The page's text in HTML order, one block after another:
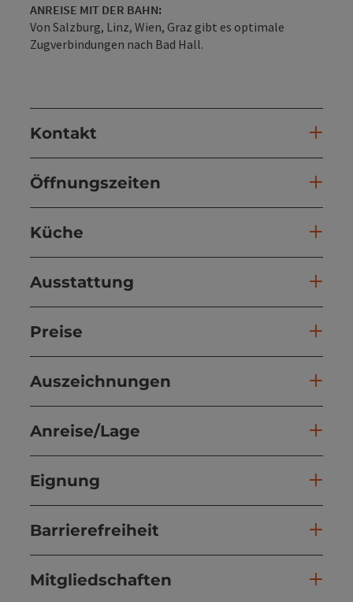
ANREISE MIT DER BAHN:
Von Salzburg, Linz, Wien, Graz gibt es optimale
Zugverbindungen nach Bad Hall.
Kontakt
Öffnungszeiten
Küche
Ausstattung
Preise
Auszeichnungen
Anreise/Lage
Eignung
Barrierefreiheit
Mitgliedschaften